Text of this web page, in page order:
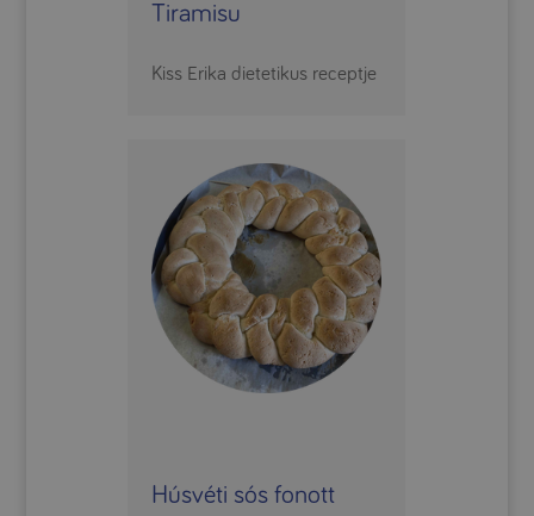
Tiramisu
Kiss Erika dietetikus receptje
Húsvéti sós fonott